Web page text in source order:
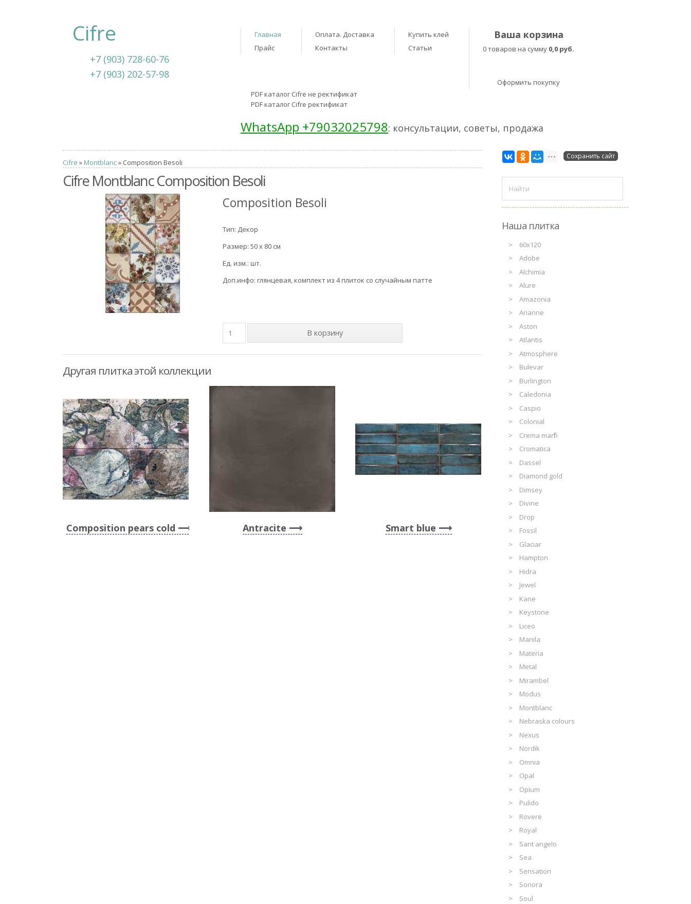
Cifre
+7 (903) 728-60-76
+7 (903) 202-57-98
Главная
Прайс
Оплата. Доставка
Контакты
Купить клей
Статьи
Ваша корзина
0 товаров на сумму 0,0 руб.
Оформить покупку
PDF каталог Cifre не ректификат
PDF каталог Cifre ректификат
WhatsApp +79032025798: консультации, советы, продажа
Cifre » Montblanc» Composition Besoli
Cifre Montblanc Composition Besoli
Composition Besoli
Тип: Декор
Размер: 50 x 80 см
Ед. изм.: шт.
Доп.инфо: глянцевая, комплект из 4 плиток со случайным патте
Другая плитка этой коллекции
Composition pears cold Antracite Smart blue
Сохранить сайт
Наша плитка
60x120
Adobe
Alchimia
Alure
Amazonia
Arianne
Aston
Atlantis
Atmosphere
Bulevar
Burlington
Caledonia
Caspio
Colonial
Crema marfil
Cromatica
Dassel
Diamond gold
Dimsey
Divine
Drop
Fossil
Glaciar
Hampton
Hidra
Jewel
Kane
Keystone
Liceo
Manila
Materia
Metal
Mirambel
Modus
Montblanc
Nebraska colours
Nexus
Nordik
Omnia
Opal
Opium
Pulido
Rovere
Royal
Sant angelo
Sea
Sensation
Sonora
Soul